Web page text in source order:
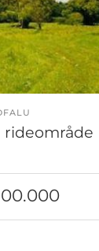
rideområde